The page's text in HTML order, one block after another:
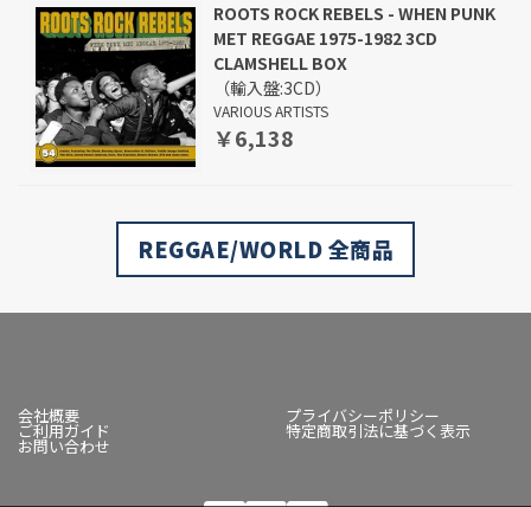
ROOTS ROCK REBELS - WHEN PUNK
MET REGGAE 1975-1982 3CD
CLAMSHELL BOX
（輸入盤:3CD）
VARIOUS ARTISTS
￥6,138
REGGAE/WORLD 全商品
会社概要 プライバシーポリシー
ご利用ガイド 特定商取引法に基づく表示
お問い合わせ